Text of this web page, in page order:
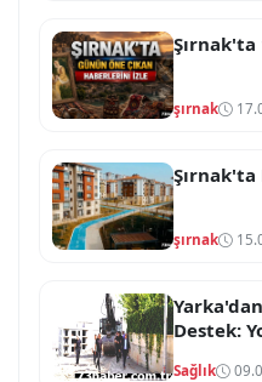
şırnak
Şırnak'ta
şırnak
Destek:
Sağlık